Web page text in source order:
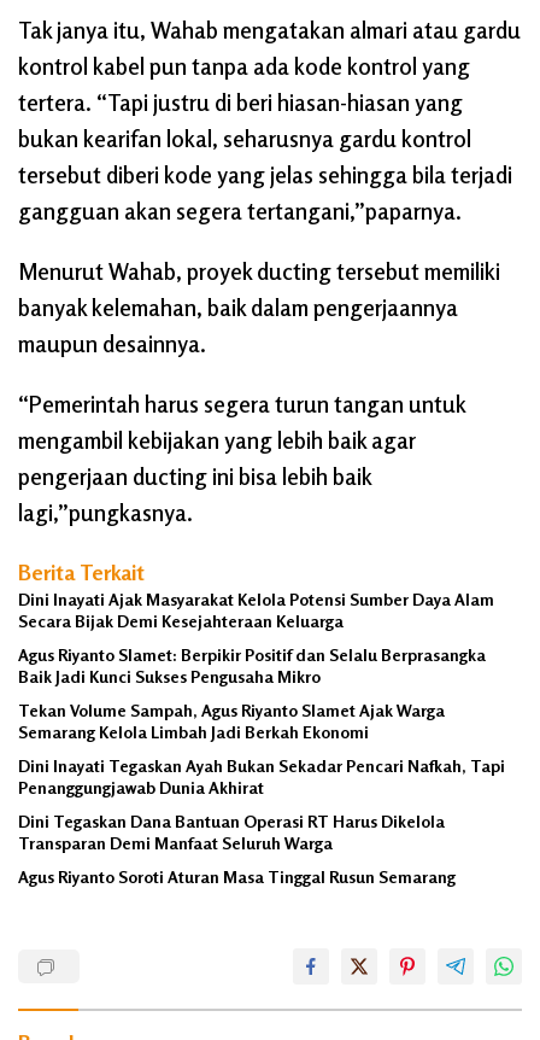
Tak janya itu, Wahab mengatakan almari atau gardu
kontrol kabel pun tanpa ada kode kontrol yang
tertera. “Tapi justru di beri hiasan-hiasan yang
bukan kearifan lokal, seharusnya gardu kontrol
tersebut diberi kode yang jelas sehingga bila terjadi
gangguan akan segera tertangani,”paparnya.
Menurut Wahab, proyek ducting tersebut memiliki
banyak kelemahan, baik dalam pengerjaannya
maupun desainnya.
“Pemerintah harus segera turun tangan untuk
mengambil kebijakan yang lebih baik agar
pengerjaan ducting ini bisa lebih baik
lagi,”pungkasnya.
Berita Terkait
Dini Inayati Ajak Masyarakat Kelola Potensi Sumber Daya Alam
Secara Bijak Demi Kesejahteraan Keluarga
Agus Riyanto Slamet: Berpikir Positif dan Selalu Berprasangka
Baik Jadi Kunci Sukses Pengusaha Mikro
Tekan Volume Sampah, Agus Riyanto Slamet Ajak Warga
Semarang Kelola Limbah Jadi Berkah Ekonomi
Dini Inayati Tegaskan Ayah Bukan Sekadar Pencari Nafkah, Tapi
Penanggungjawab Dunia Akhirat
Dini Tegaskan Dana Bantuan Operasi RT Harus Dikelola
Transparan Demi Manfaat Seluruh Warga
Agus Riyanto Soroti Aturan Masa Tinggal Rusun Semarang
Wahab
Ducting